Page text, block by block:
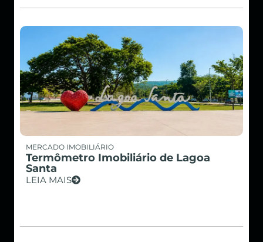
MERCADO IMOBILIÁRIO
Termômetro Imobiliário de Lagoa
Santa
LEIA MAIS